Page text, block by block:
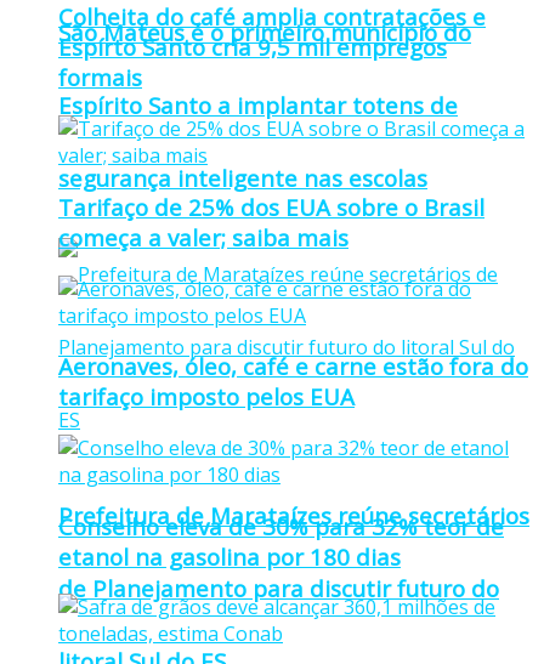
São Mateus é o primeiro município do
Espírito Santo a implantar totens de
segurança inteligente nas escolas
Prefeitura de Marataízes reúne secretários
de Planejamento para discutir futuro do
Colheita do café amplia contratações e
Espírto Santo cria 9,5 mil empregos
formais
Tarifaço de 25% dos EUA sobre o Brasil
começa a valer; saiba mais
Aeronaves, óleo, café e carne estão fora do
tarifaço imposto pelos EUA
Conselho eleva de 30% para 32% teor de
etanol na gasolina por 180 dias